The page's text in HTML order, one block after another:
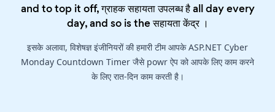
and to top it off, ग्राहक सहायता उपलब्ध है all day every
day, and so is theसहायता केंद्र।
इसके अलावा, विशेषज्ञ इंजीनियरों की हमारी टीम आपके ASP.NET Cyber
Monday Countdown Timer जैसे powr ऐप को आपके लिए काम करने
के लिए रात-दिन काम करती है।